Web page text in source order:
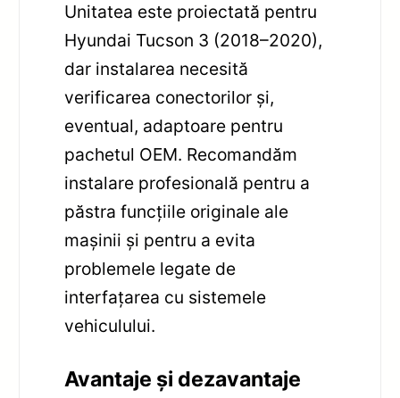
Unitatea este proiectată pentru
Hyundai Tucson 3 (2018–2020),
dar instalarea necesită
verificarea conectorilor și,
eventual, adaptoare pentru
pachetul OEM. Recomandăm
instalare profesională pentru a
păstra funcțiile originale ale
mașinii și pentru a evita
problemele legate de
interfațarea cu sistemele
vehiculului.
Avantaje și dezavantaje